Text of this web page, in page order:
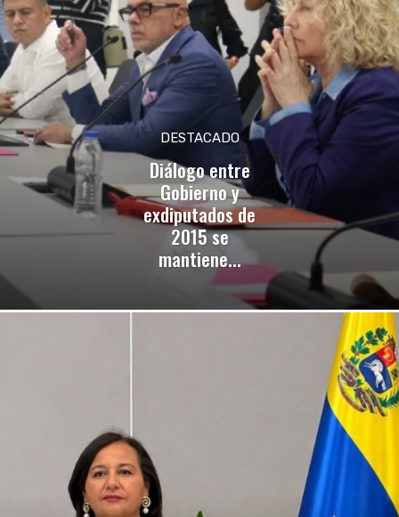
DESTACADO
Diálogo entre
Gobierno y
exdiputados de
2015 se
mantiene...